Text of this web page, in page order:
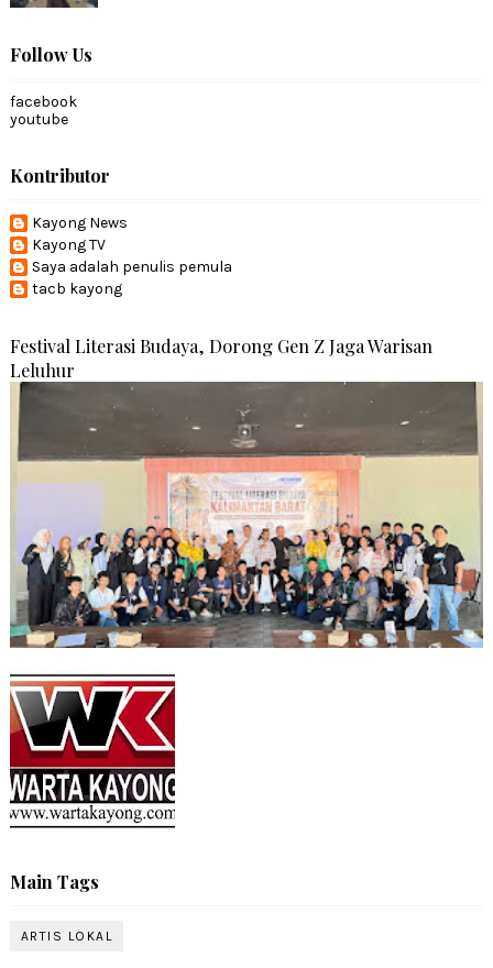
Follow Us
facebook
youtube
Kontributor
Kayong News
Kayong TV
Saya adalah penulis pemula
tacb kayong
Festival Literasi Budaya, Dorong Gen Z Jaga Warisan
Leluhur
Main Tags
ARTIS LOKAL